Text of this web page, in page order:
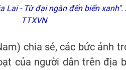
Lai - Từ đại ngàn đến biển xanh".
TTXVN
chia sẻ, các bức ảnh
của người dân trên địa